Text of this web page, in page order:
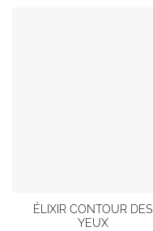
ÉLIXIR CONTOUR DES
YEUX